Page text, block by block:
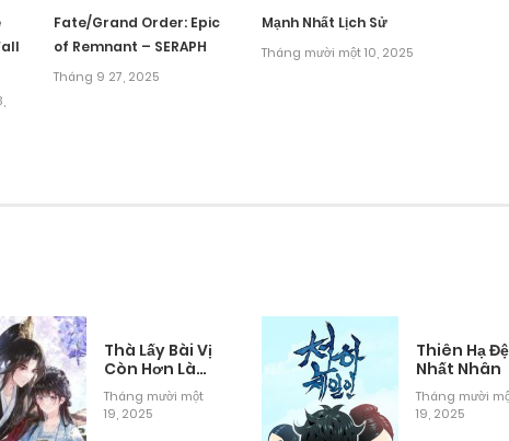
Fate/Grand Order: Epic
of Remnant – SERAPH
Tháng 9 27, 2025
Mạnh Nhất Lịch Sử
Tháng mười một 10, 2025
Thà Lấy Bài Vị
Còn Hơn Làm
Thiếp
Tháng mười một
19, 2025
Thiên Hạ Đệ
Nhất Nhân
Tháng mười
19, 2025